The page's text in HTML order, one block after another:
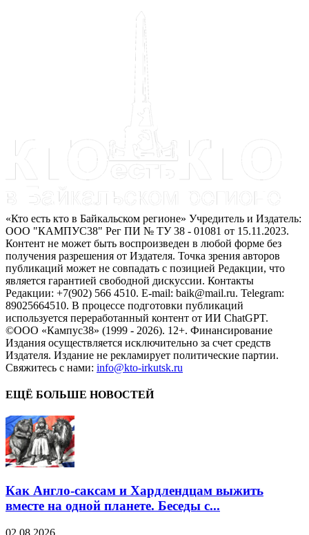
«Кто есть кто в Байкальском регионе» Учредитель и Издатель:
ООО "КАМПУС38" Рег ПИ № ТУ 38 - 01081 от 15.11.2023.
Контент не может быть воспроизведен в любой форме без
получения разрешения от Издателя. Точка зрения авторов
публикаций может не совпадать с позицией Редакции, что
является гарантией свободной дискуссии. Контакты
Редакции: +7(902) 566 4510. E-mail: baik@mail.ru. Telegram:
89025664510. В процессе подготовки публикаций
используется переработанный контент от ИИ ChatGPT.
©ООО «Кампус38» (1999 - 2026). 12+. Финансирование
Издания осуществляется исключительно за счет средств
Издателя. Издание не рекламирует политические партии.
Свяжитесь с нами: info@kto-irkutsk.ru
ЕЩЁ БОЛЬШЕ НОВОСТЕЙ
Как Англо-саксам и Хардлендцам выжить
вместе на одной планете. Беседы с...
02.08.2026